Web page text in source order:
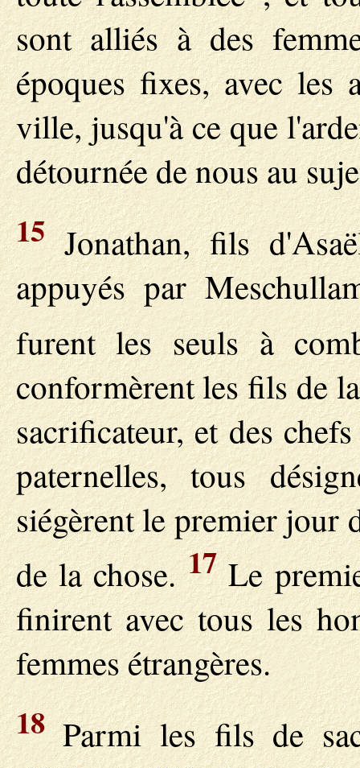
sont alliés à des
époques fixes, avec les
ville, jusqu'à ce que
détournée de nous au
15Jonathan, fils
appuyés par
furent les seuls à
conformèrent les fils de
sacrificateur, et des
paternelles, tous
siégèrent le premier jour
de la chose.17Le
finirent avec tous les
femmes étrangères.
18Parmi les fils de